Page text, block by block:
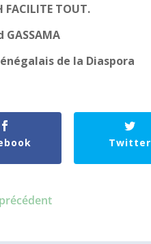
FACILITE TOUT.
de la Diaspora
Twitter